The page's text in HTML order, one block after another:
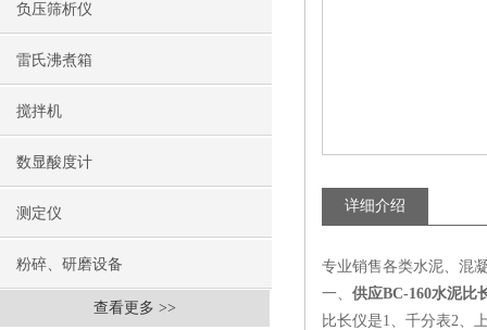
负压筛析仪
雷氏沸煮箱
搅拌机
数显酸度计
测定仪
粉碎、研磨设备
查看更多 >>
详细介绍
专业销售各类水泥、混
一、 供应BC-160水泥比
比长仪是1、千分表2、